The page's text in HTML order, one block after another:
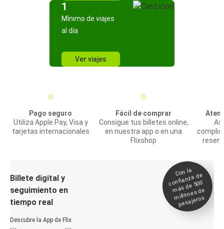
1
Mínimo de viajes
al día
Ver viajes
Pago seguro
Utiliza Apple Pay, Visa y
tarjetas internacionales
Fácil de comprar
Consigue tus billetes online,
en nuestra app o en una
Flixshop
Billete digital y
seguimiento en
tiempo real
Descubre la App de Flix
Con la
confianza de
más de 500
millones de
pasajeros